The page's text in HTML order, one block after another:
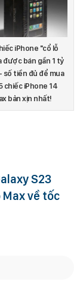
iPhone "cổ lỗ
được bán gần 1 tỷ
số tiền đủ để mua
chiếc iPhone 14
bản xịn nhất!
S23
về tốc